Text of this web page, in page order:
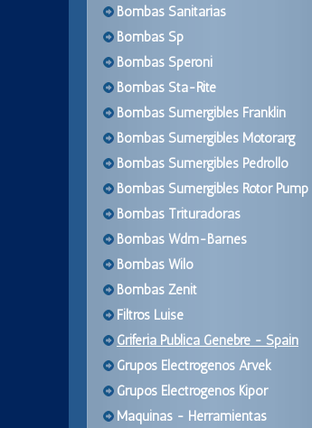
Bombas Sanitarias
Bombas Sp
Bombas Speroni
Bombas Sta-Rite
Bombas Sumergibles Franklin
Bombas Sumergibles Motorarg
Bombas Sumergibles Pedrollo
Bombas Sumergibles Rotor Pump
Bombas Trituradoras
Bombas Wdm-Barnes
Bombas Wilo
Bombas Zenit
Filtros Luise
Griferia Publica Genebre - Spain
Grupos Electrogenos Arvek
Grupos Electrogenos Kipor
Maquinas - Herramientas